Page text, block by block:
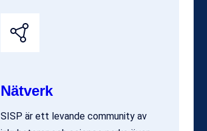
Nätverk
SISP är ett levande community av